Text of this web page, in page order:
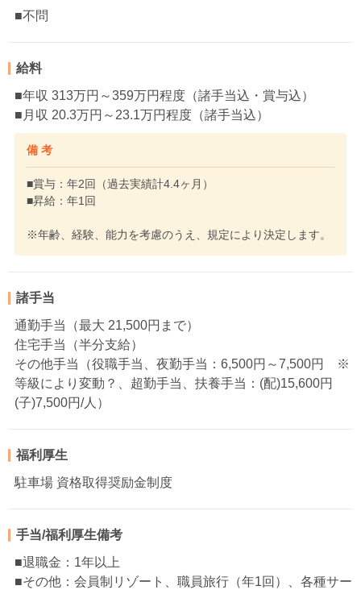
■不問
給料
■年収 313万円～359万円程度（諸手当込・賞与込）
■月収 20.3万円～23.1万円程度（諸手当込）
備 考
■賞与：年2回（過去実績計4.4ヶ月）
■昇給：年1回
※年齢、経験、能力を考慮のうえ、規定により決定します。
諸手当
通勤手当（最大 21,500円まで）
住宅手当（半分支給）
その他手当（役職手当、夜勤手当：6,500円～7,500円 ※
等級により変動？、超勤手当、扶養手当：(配)15,600円
(子)7,500円/人）
福利厚生
駐車場 資格取得奨励金制度
手当/福利厚生備考
■退職金：1年以上
■その他：会員制リゾート、職員旅行（年1回）、各種サー